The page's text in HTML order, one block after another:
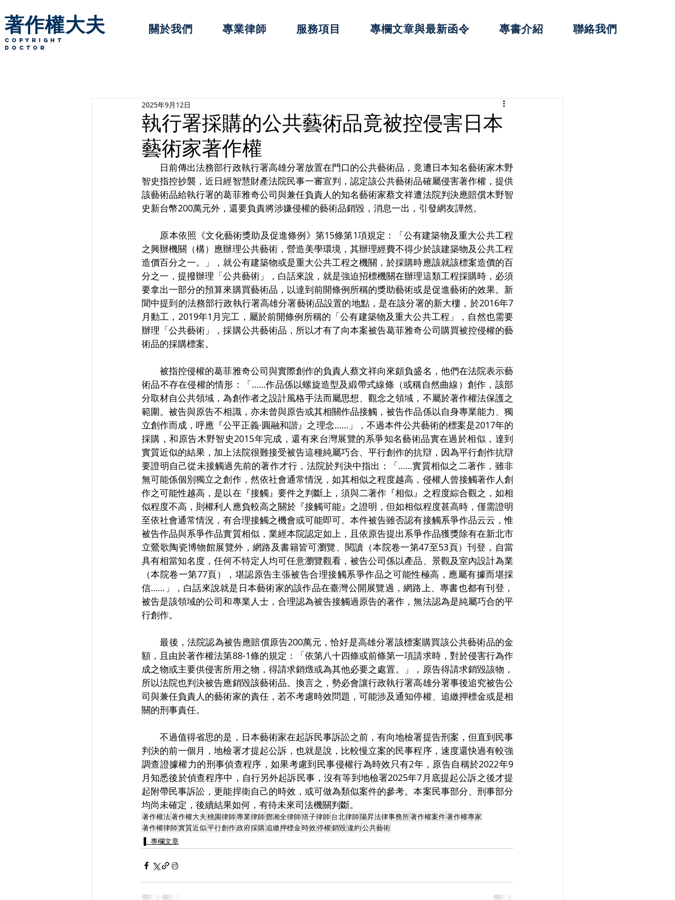
著作權大夫
copyright
Doctor
關於我們 專業律師 服務項目 專欄文章與最新函令 專書介紹 聯絡我們
執行署採購的公共藝術品竟被控侵害日本
藝術家著作權
2025年9月12日
日前傳出法務部行政執行署高雄分署放置在門口的公共藝術品，竟遭日本知名藝術家木野
智史指控抄襲，近日經智慧財產法院民事一審宣判，認定該公共藝術品確屬侵害著作權，提供
該藝術品給執行署的葛菲雅奇公司與兼任負責人的知名藝術家蔡文祥遭法院判決應賠償木野智
史新台幣200萬元外，還要負責將涉嫌侵權的藝術品銷毀，消息一出，引發網友譁然。
原本依照《文化藝術獎助及促進條例》第15條第1項規定：「公有建築物及重大公共工程
之興辦機關（構）應辦理公共藝術，營造美學環境，其辦理經費不得少於該建築物及公共工程
造價百分之一。」，就公有建築物或是重大公共工程之機關，於採購時應該就該標案造價的百
分之一，提撥辦理「公共藝術」，白話來說，就是強迫招標機關在辦理這類工程採購時，必須
要拿出一部分的預算來購買藝術品，以達到前開條例所稱的獎助藝術或是促進藝術的效果。新
聞中提到的法務部行政執行署高雄分署藝術品設置的地點，是在該分署的新大樓，於2016年7
月動工，2019年1月完工，屬於前開條例所稱的「公有建築物及重大公共工程」，自然也需要
辦理「公共藝術」，採購公共藝術品，所以才有了向本案被告葛菲雅奇公司購買被控侵權的藝
術品的採購標案。
被指控侵權的葛菲雅奇公司與實際創作的負責人蔡文祥向來頗負盛名，他們在法院表示藝
術品不存在侵權的情形：「……作品係以螺旋造型及緞帶式線條（或稱自然曲線）創作，該部
分取材自公共領域，為創作者之設計風格手法而屬思想、觀念之領域，不屬於著作權法保護之
範圍。被告與原告不相識，亦未曾與原告或其相關作品接觸，被告作品係以自身專業能力、獨
立創作而成，呼應『公平正義·圓融和諧』之理念……」，不過本件公共藝術的標案是2017年的
採購，和原告木野智史2015年完成，還有來台灣展覽的系爭知名藝術品實在過於相似，達到
實質近似的結果，加上法院很難接受被告這種純屬巧合、平行創作的抗辯，因為平行創作抗辯
要證明自己從未接觸過先前的著作才行，法院於判決中指出：「……實質相似之二著作，雖非
無可能係個別獨立之創作，然依社會通常情況，如其相似之程度越高，侵權人曾接觸著作人創
作之可能性越高，是以在『接觸』要件之判斷上，須與二著作『相似』之程度綜合觀之，如相
似程度不高，則權利人應負較高之關於『接觸可能』之證明，但如相似程度甚高時，僅需證明
至依社會通常情況，有合理接觸之機會或可能即可。本件被告雖否認有接觸系爭作品云云，惟
被告作品與系爭作品實質相似，業經本院認定如上，且依原告提出系爭作品獲獎除有在新北市
立鶯歌陶瓷博物館展覽外，網路及書籍皆可瀏覽、閱讀（本院卷一第47至53頁）刊登，自當
具有相當知名度，任何不特定人均可任意瀏覽觀看，被告公司係以產品、景觀及室內設計為業
（本院卷一第77頁），堪認原告主張被告合理接觸系爭作品之可能性極高，應屬有據而堪採
信……」，白話來說就是日本藝術家的該作品在臺灣公開展覽過，網路上、專書也都有刊登，
被告是該領域的公司和專業人士，合理認為被告接觸過原告的著作，無法認為是純屬巧合的平
行創作。
最後，法院認為被告應賠償原告200萬元，恰好是高雄分署該標案購買該公共藝術品的金
額，且由於著作權法第88-1條的規定：「依第八十四條或前條第一項請求時，對於侵害行為作
成之物或主要供侵害所用之物，得請求銷燬或為其他必要之處置。」，原告得請求銷毀該物，
所以法院也判決被告應銷毀該藝術品。換言之，勢必會讓行政執行署高雄分署事後追究被告公
司與兼任負責人的藝術家的責任，若不考慮時效問題，可能涉及通知停權、追繳押標金或是相
關的刑事責任。
不過值得省思的是，日本藝術家在起訴民事訴訟之前，有向地檢署提告刑案，但直到民事
判決的前一個月，地檢署才提起公訴，也就是說，比較慢立案的民事程序，速度還快過有較強
調查證據權力的刑事偵查程序，如果考慮到民事侵權行為時效只有2年，原告自稱於2022年9
月知悉後於偵查程序中，自行另外起訴民事，沒有等到地檢署2025年7月底提起公訴之後才提
起附帶民事訴訟，更能捍衛自己的時效，或可做為類似案件的參考。本案民事部分、刑事部分
均尚未確定，後續結果如何，有待未來司法機關判斷。
著作權法著作權大夫桃園律師專業律師鄧湘全律師痞子律師 台北律師陽昇法律事務所著作權案件著作權專家
著作權律師實質近似平行創作政府採購追繳押標金時效停權銷毀違約公共藝術
▌ 專欄文章